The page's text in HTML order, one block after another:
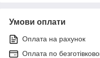
Умови оплати
Оплата на рахунок
Оплата по